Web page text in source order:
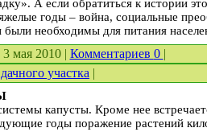
А если обратиться к истории
годы – война, социальные
необходимы для питания
3 мая 2010 | Комментариев 0 |
участка |
капусты. Кроме нее
годы поражение растений